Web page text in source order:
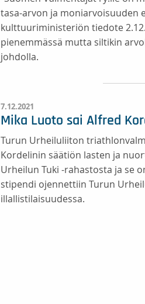
tasa-arvon ja moniarvoisuuden
kulttuuriministeriön tiedote
pienemmässä mutta siltikin
johdolla.
7.12.2021
Mika Luoto sai Alfred
Turun Urheiluliiton
Kordelinin säätiön lasten ja
Urheilun Tuki -rahastosta ja se
stipendi ojennettiin Turun
illallistilaisuudessa.